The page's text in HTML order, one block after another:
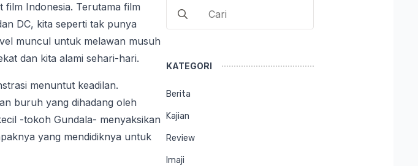
film Indonesia. Terutama film
DC, kita seperti tak punya
muncul untuk melawan musuh
dan kita alami sehari-hari.
menuntut keadilan.
buruh yang dihadang oleh
-tokoh Gundala- menyaksikan
yang mendidiknya untuk
for:
KATEGORI
Berita
Kajian
Review
Imaji